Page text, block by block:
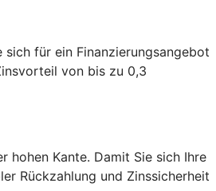
sich für ein Finanzierungsangebot
von bis zu 0,3
hohen Kante. Damit Sie sich Ihre
Rückzahlung und Zinssicherheit